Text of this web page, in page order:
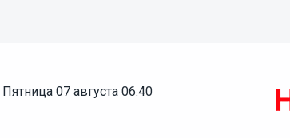
пятница 07 августа 06:40